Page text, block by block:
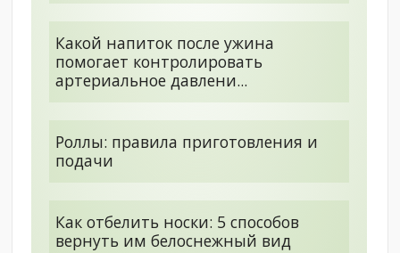
Какой напиток после ужина
помогает контролировать
артериальное давлени...
Роллы: правила приготовления и
подачи
Как отбелить носки: 5 способов
вернуть им белоснежный вид